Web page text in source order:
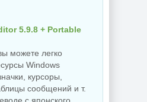
5.9.8 + Portable
можете легко
Windows
курсоры,
сообщений и т.
с японского